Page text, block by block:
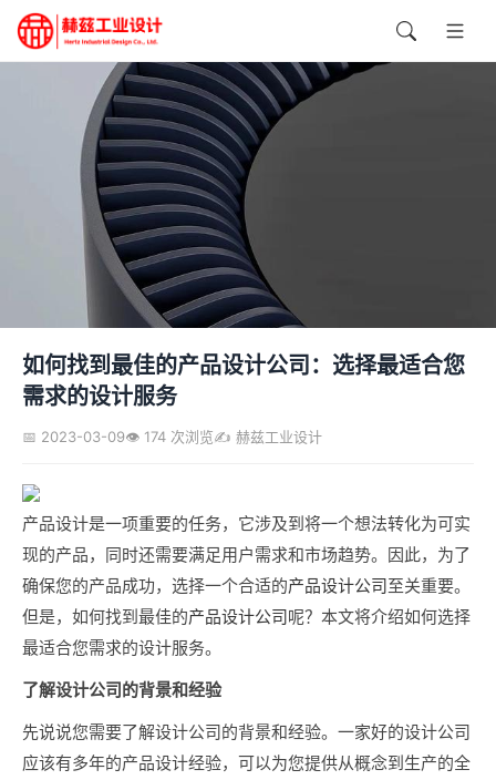
如何找到最佳的产品设计公司：选择最适合您
需求的设计服务
📅 2023-03-09👁️ 174 次浏览✍️ 赫兹工业设计
产品设计是一项重要的任务，它涉及到将一个想法转化为可实
现的产品，同时还需要满足用户需求和市场趋势。因此，为了
确保您的产品成功，选择一个合适的产品设计公司至关重要。
但是，如何找到最佳的产品设计公司呢？本文将介绍如何选择
最适合您需求的设计服务。
了解设计公司的背景和经验
先说说您需要了解设计公司的背景和经验。一家好的设计公司
应该有多年的产品设计经验，可以为您提供从概念到生产的全